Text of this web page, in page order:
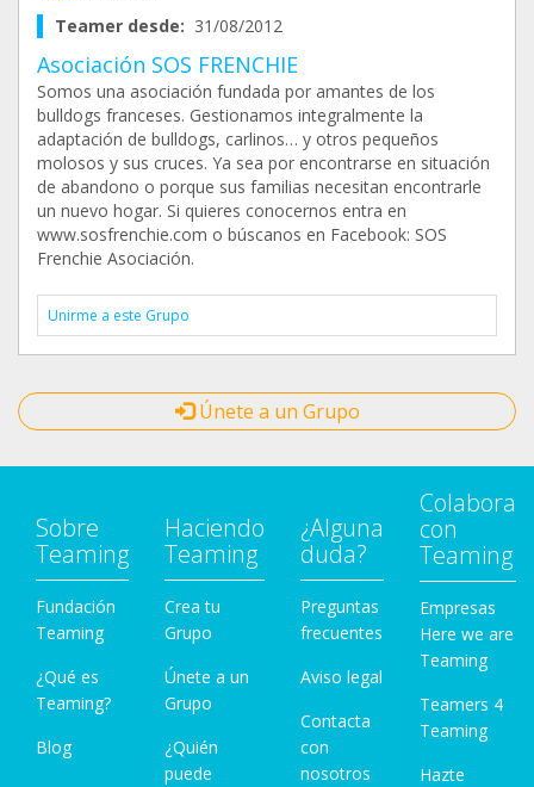
Teamer desde: 31/08/2012
Asociación SOS FRENCHIE
Somos una asociación fundada por amantes de los
bulldogs franceses. Gestionamos integralmente la
adaptación de bulldogs, carlinos… y otros pequeños
molosos y sus cruces. Ya sea por encontrarse en situación
de abandono o porque sus familias necesitan encontrarle
un nuevo hogar. Si quieres conocernos entra en
www.sosfrenchie.com o búscanos en Facebook: SOS
Frenchie Asociación.
Unirme a este Grupo
Únete a un Grupo
Sobre
Teaming
Fundación
Teaming
¿Qué es
Teaming?
Blog
Haciendo
Teaming
Crea tu
Grupo
Únete a un
Grupo
¿Quién
puede
¿Alguna
duda?
Preguntas
frecuentes
Aviso legal
Contacta
con
nosotros
Colabora
con
Teaming
Empresas
Here we are
Teaming
Teamers 4
Teaming
Hazte